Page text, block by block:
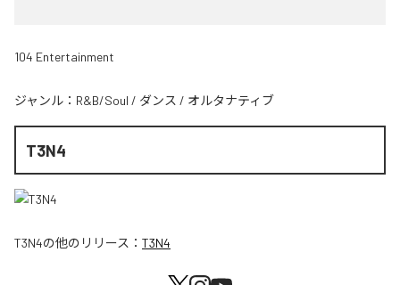
104 Entertainment
ジャンル： R&B/Soul / ダンス / オルタナティブ
T3N4
T3N4の他のリリース： T3N4